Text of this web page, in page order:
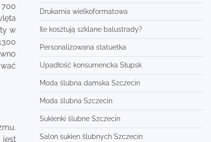
w
jest
Drukarnia wielkoformatowa
Ile kosztują szklane balustrady?
Personalizowana statuetka
Upadłość konsumencka Słupsk
Moda ślubna damska Szczecin
Moda ślubna Szczecin
Sukienki ślubne Szczecin
Salon sukien ślubnych Szczecin